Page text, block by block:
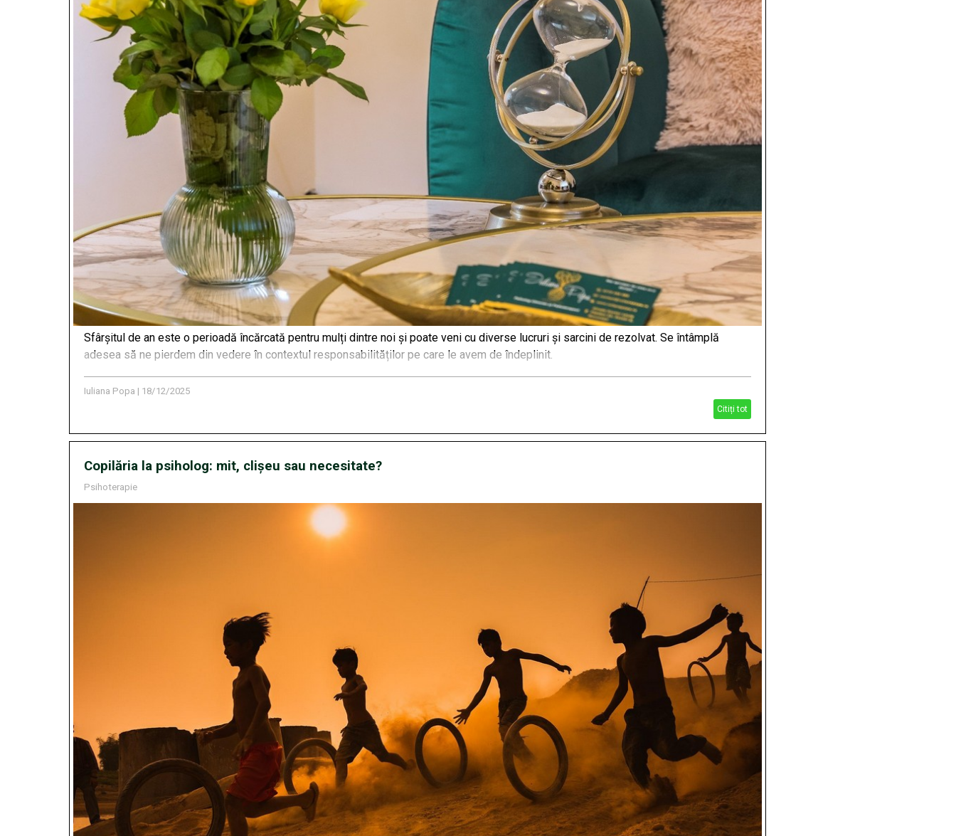
Sfârșitul de an este o perioadă încărcată pentru mulți dintre noi și poate veni cu diverse lucruri și sarcini de rezolvat. Se întâmplă
adesea să ne pierdem din vedere în contextul responsabilităților pe care le avem de îndeplinit.
Iuliana Popa | 18/12/2025
Citiți tot
Copilăria la psiholog: mit, clișeu sau necesitate?
Psihoterapie